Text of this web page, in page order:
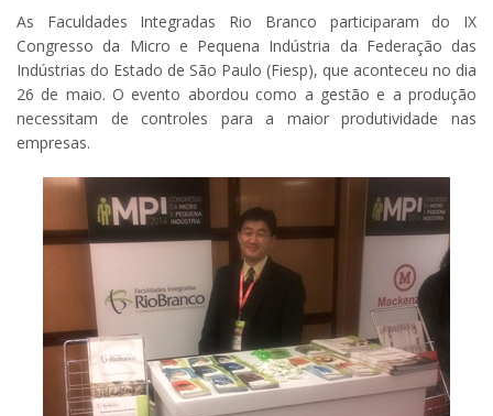
As Faculdades Integradas Rio Branco participaram do IX
Congresso da Micro e Pequena Indústria da Federação das
Indústrias do Estado de São Paulo (Fiesp), que aconteceu no dia
26 de maio. O evento abordou como a gestão e a produção
necessitam de controles para a maior produtividade nas
empresas.